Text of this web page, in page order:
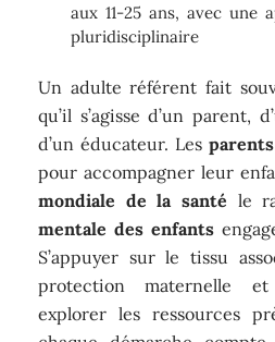
aux 11-25 ans, avec une
pluridisciplinaire
Un adulte référent fait
qu’il s’agisse d’un parent,
d’un éducateur. Lesparents
pour accompagner leur
mondiale de la santé le
mentale des enfants
S’appuyer sur le tissu
protection maternelle
explorer les ressources